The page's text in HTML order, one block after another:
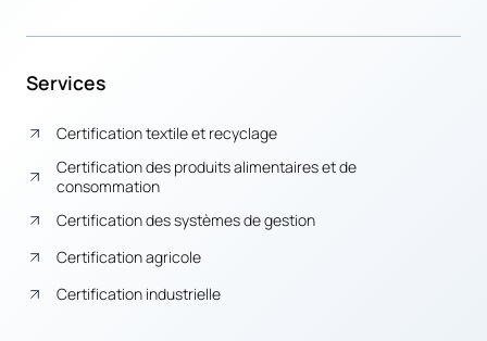
Services
Certification textile et recyclage
Certification des produits alimentaires et de
consommation
Certification des systèmes de gestion
Certification agricole
Certification industrielle